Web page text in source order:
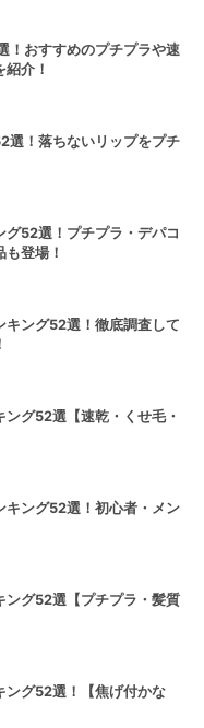
！おすすめのプチプラや速
介！
選！落ちないリップをプチ
52選！プチプラ・デパコ
登場！
キング52選！徹底調査して
ング52選【速乾・くせ毛・
キング52選！初心者・メン
ング52選【プチプラ・髪質
ング52選！【焦げ付かな